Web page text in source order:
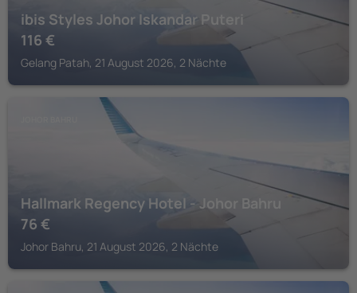
ibis Styles Johor Iskandar Puteri
116 €
Gelang Patah, 21 August 2026, 2 Nächte
Hallmark Regency Hotel - Johor Bahru
76 €
Johor Bahru, 21 August 2026, 2 Nächte